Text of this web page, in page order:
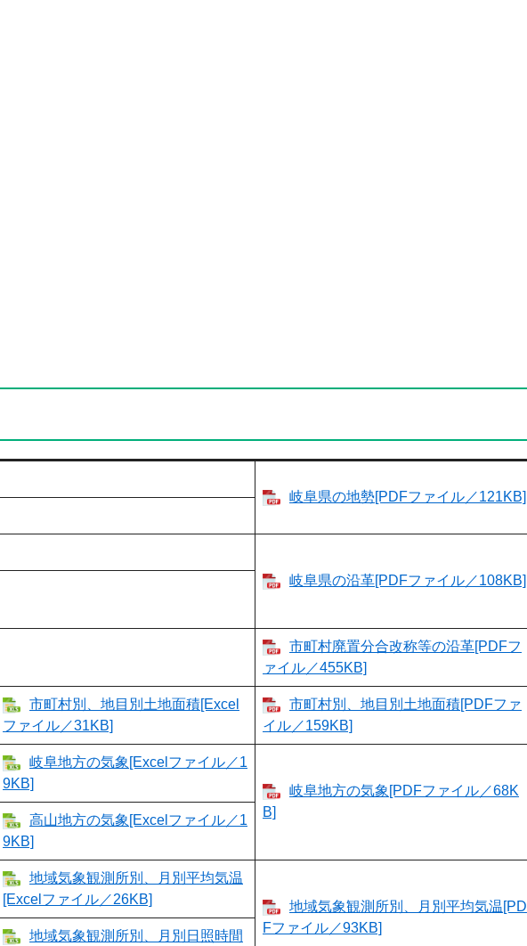
岐阜県の地勢[PDFファイル／121KB]
岐阜県の沿革[PDFファイル／108KB]
市町村廃置分合改称等の沿革[PDFフ
ァイル／455KB]
市町村別、地目別土地面積[Excel
ファイル／31KB]
市町村別、地目別土地面積[PDFファ
イル／159KB]
岐阜地方の気象[Excelファイル／1
9KB]
岐阜地方の気象[PDFファイル／68K
B]
高山地方の気象[Excelファイル／1
9KB]
地域気象観測所別、月別平均気温
[Excelファイル／26KB]
地域気象観測所別、月別平均気温[PD
Fファイル／93KB]
地域気象観測所別、月別日照時間